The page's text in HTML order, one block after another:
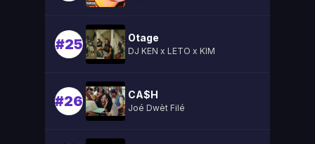
#25 Otage
DJ KEN x LETO x KIM
#26 CA$H
Joé Dwèt Filé